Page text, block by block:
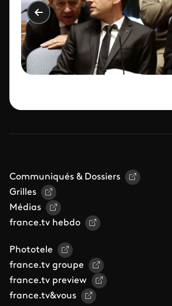
Communiqués & Dossiers
Grilles
Médias
france.tv hebdo
Phototele
france.tv groupe
france.tv preview
france.tv&vous